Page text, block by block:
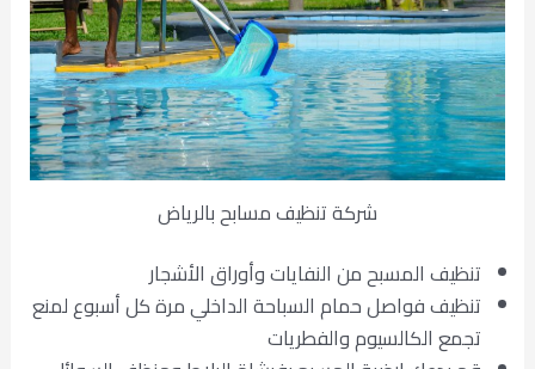
شركة تنظيف مسابح بالرياض
تنظيف المسبح من النفايات وأوراق الأشجار
تنظيف فواصل حمام السباحة الداخلي مرة كل أسبوع لمنع
تجمع الكالسيوم والفطريات